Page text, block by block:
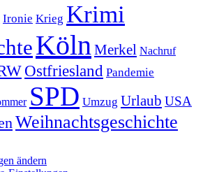
Ironie Krieg Krimi
Köln Merkel Nachruf
Ostfriesland Pandemie
SPD Umzug Urlaub USA
Weihnachtsgeschichte
ändern